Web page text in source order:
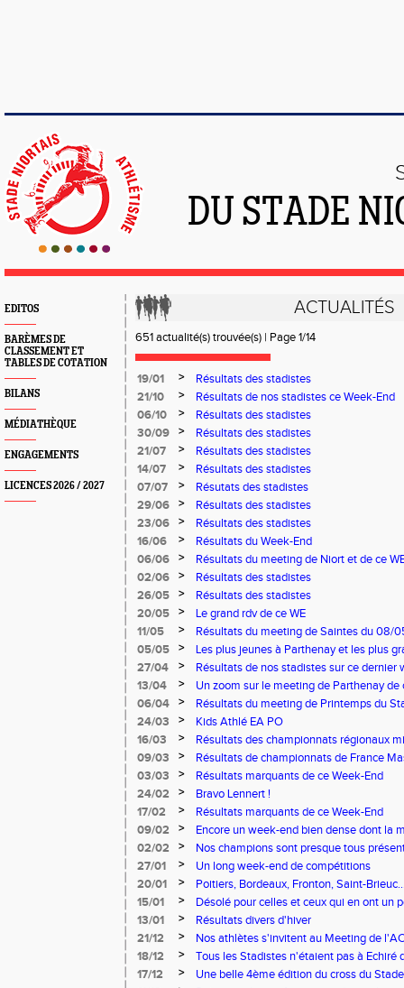
DU STADE
EDITOS
BARÈMES DE
CLASSEMENT ET
TABLES DE COTATION
BILANS
MÉDIATHÈQUE
ENGAGEMENTS
LICENCES 2026 / 2027
ACTUALITÉS
651 actualité(s) trouvée(s) | Page 1/14
19/01 >
Résultats des stadistes
21/10
>
Résultats de nos stadistes ce Week-End
06/10
>
Résultats des stadistes
30/09
>
Résultats des stadistes
21/07
>
Résultats des stadistes
14/07
>
Résultats des stadistes
07/07
>
Résutats des stadistes
29/06
>
Résultats des stadistes
23/06
>
Résultats des stadistes
16/06
>
Résultats du Week-End
06/06
>
Résultats du meeting de Niort et de ce
02/06
>
Résultats des stadistes
26/05
>
Résultats des stadistes
20/05
>
Le grand rdv de ce WE
11/05
>
Résultats du meeting de Saintes du 08/
Niort du 11/05/2025
05/05 >
Les plus jeunes à Parthenay et les plus
03 et 04 mai
27/04 >
Résultats de nos stadistes sur ce dernier
13/04
>
Un zoom sur le meeting de Parthenay
06/04
>
Résultats du meeting de Printemps du
24/03
>
Kids Athlé EA PO
16/03
>
Résultats des championnats régionaux
09/03
>
Résultats de championnats de France
03/03
>
Résultats marquants de ce Week-End
24/02
>
Bravo Lennert !
17/02
>
Résultats marquants de ce Week-End
09/02
>
Encore un week-end bien dense dont la
certainement à mettre à l'actif de Lennert
02/02 >
Nos champions sont presque tous
vous des régionaux en salle
27/01 >
Un long week-end de compétitions
20/01
>
Poitiers, Bordeaux, Fronton, Saint-
Stadistes sur les 6 compétitions du
15/01 >
Désolé pour celles et ceux qui en ont un
que de cross à Echiré depuis le 15
13/01 >
Résultats divers d'hiver
21/12
>
Nos athlètes s'invitent au Meeting de
Nantes
18/12 >
Tous les Stadistes n'étaient pas à Echiré
17/12
>
Une belle 4ème édition du cross du